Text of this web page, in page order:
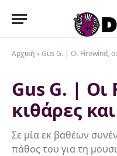
Αρχική »Gus G. | Οι Firewind, οι
Gus G. | Οι
κιθάρες
Σε μία εκ βαθέων
πάθος του για τη